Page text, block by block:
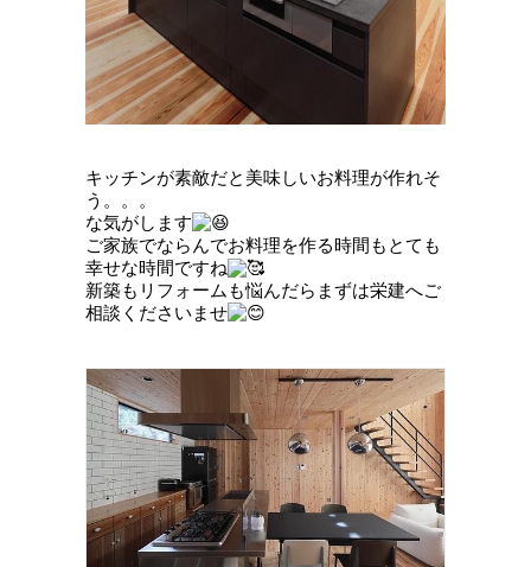
キッチンが素敵だと美味しいお料理が作れそ
う。。。
な気がします
ご家族でならんでお料理を作る時間もとても
幸せな時間ですね
新築もリフォームも悩んだらまずは栄建へご
相談くださいませ